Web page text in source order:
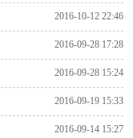
2016-10-12 22:46
2016-09-28 17:28
2016-09-28 15:24
2016-09-19 15:33
2016-09-14 15:27